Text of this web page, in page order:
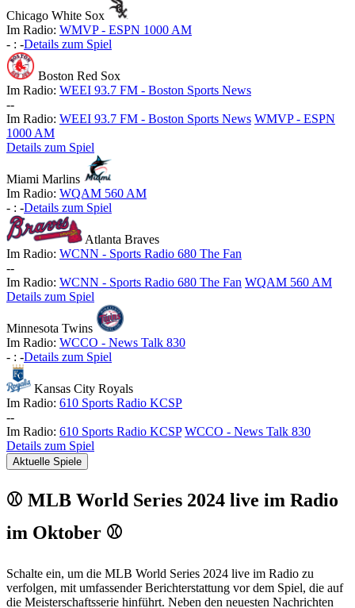
Chicago White Sox
Im Radio: WMVP - ESPN 1000 AM
- : -Details zum Spiel
Boston Red Sox
Im Radio: WEEI 93.7 FM - Boston Sports News
--
Im Radio: WEEI 93.7 FM - Boston Sports News WMVP - ESPN
1000 AM
Details zum Spiel
Miami Marlins
Im Radio: WQAM 560 AM
- : -Details zum Spiel
Atlanta Braves
Im Radio: WCNN - Sports Radio 680 The Fan
--
Im Radio: WCNN - Sports Radio 680 The Fan WQAM 560 AM
Details zum Spiel
Minnesota Twins
Im Radio: WCCO - News Talk 830
- : -Details zum Spiel
Kansas City Royals
Im Radio: 610 Sports Radio KCSP
--
Im Radio: 610 Sports Radio KCSP WCCO - News Talk 830
Details zum Spiel
Aktuelle Spiele
⚾ MLB World Series 2024 live im Radio
im Oktober ⚾
Schalte ein, um die MLB World Series 2024 live im Radio zu
verfolgen, mit umfassender Berichterstattung vor dem Spiel, die auf
die Meisterschaftsserie hinführt. Neben den neuesten Nachrichten